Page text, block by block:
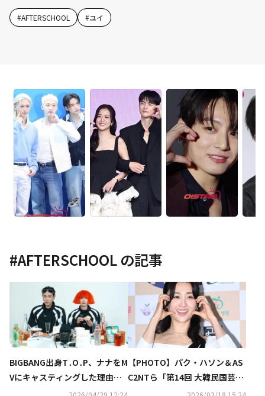
#AFTERSCHOOL #ユイ
#AFTERSCHOOL の記事
BIGBANG出身T․O․P、ナナをM
Vにキャスティングした理由と
は？「完全にクレイジーに見え
【PHOTO】パク・ハソン＆AS
C2NTら「第14回 大韓民国芸術
文化人大賞」授賞式に出席